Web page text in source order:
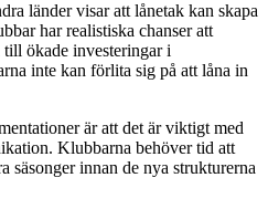
länder visar att lånetak kan skapa
har realistiska chanser att
ökade investeringar i
inte kan förlita sig på att låna in
är att det är viktigt med
Klubbarna behöver tid att
säsonger innan de nya strukturerna